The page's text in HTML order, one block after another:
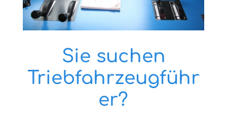
Sie suchen
Triebfahrzeugführ
er?